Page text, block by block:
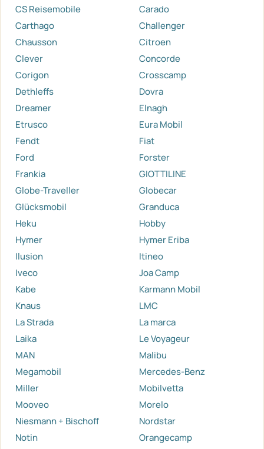
CS Reisemobile
Carado
Carthago
Challenger
Chausson
Citroen
Clever
Concorde
Corigon
Crosscamp
Dethleffs
Dovra
Dreamer
Elnagh
Etrusco
Eura Mobil
Fendt
Fiat
Ford
Forster
Frankia
GIOTTILINE
Globe-Traveller
Globecar
Glücksmobil
Granduca
Heku
Hobby
Hymer
Hymer Eriba
Ilusion
Itineo
Iveco
Joa Camp
Kabe
Karmann Mobil
Knaus
LMC
La Strada
La marca
Laika
Le Voyageur
MAN
Malibu
Megamobil
Mercedes-Benz
Miller
Mobilvetta
Mooveo
Morelo
Niesmann + Bischoff
Nordstar
Notin
Orangecamp